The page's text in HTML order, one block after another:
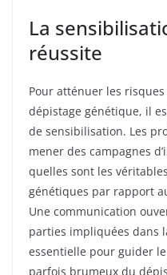
La
réussite
Pour atténuer les risques
dépistage génétique, il
de sensibilisation. Les
mener des campagnes
quelles sont les
génétiques par rapport
Une communication
parties impliquées dans
essentielle pour guider
parfois brumeux du